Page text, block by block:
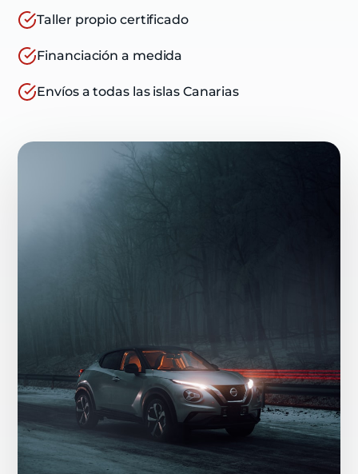
Taller propio certificado
Financiación a medida
Envíos a todas las islas Canarias